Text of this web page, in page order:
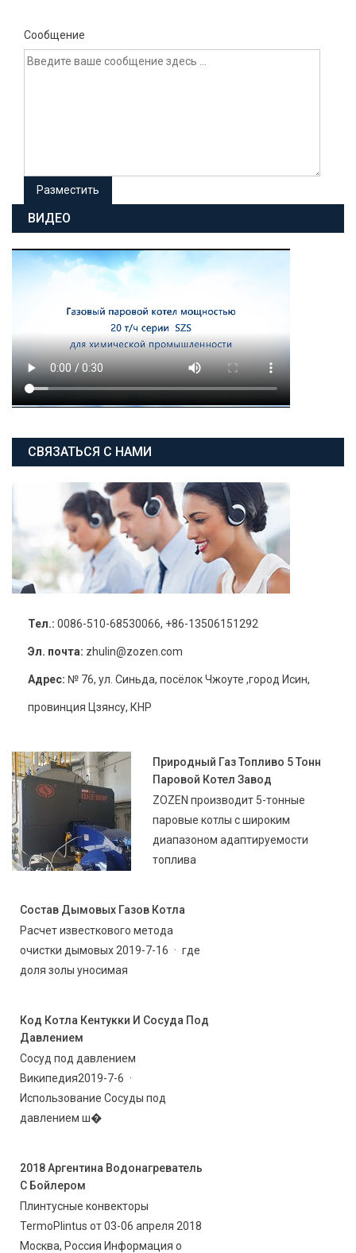
Сообщение
ВИДЕО
СВЯЗАТЬСЯ С НАМИ
Тел.: 0086-510-68530066, +86-13506151292
Эл. почта: zhulin@zozen.com
Адрес: № 76, ул. Синьда, посёлок Чжоуте ,город Исин,
провинция Цзянсу, КНР
Природный Газ Топливо 5 Тонн
Паровой Котел Завод
ZOZEN производит 5-тонные
паровые котлы с широким
диапазоном адаптируемости
топлива
Состав Дымовых Газов Котла
Расчет известкового метода
очистки дымовых 2019-7-16 · где
доля золы уносимая
Код Котла Кентукки И Сосуда Под
Давлением
Сосуд под давлением
Википедия2019-7-6 ·
Использование Сосуды под
давлением ш�
2018 Аргентина Водонагреватель
С Бойлером
Плинтусные конвекторы
TermoPlintus от 03-06 апреля 2018
Москва, Россия Информация о